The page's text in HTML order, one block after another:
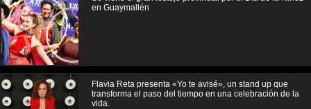
en Guaymallén
Flavia Reta presenta «Yo te avisé», un stand up que
transforma el paso del tiempo en una celebración de la
vida.